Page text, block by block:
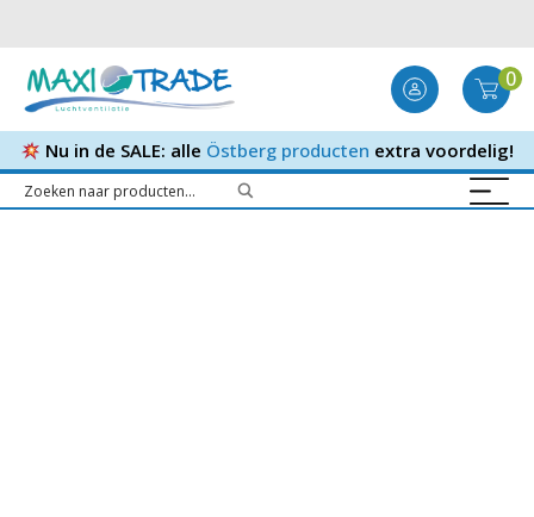
0
Nu in de SALE: alle Östberg producten extra voordelig!